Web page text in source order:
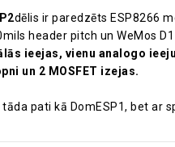
dēlis ir paredzēts ESP8266
header pitch un WeMos
ieejas, vienu analogo
un 2 MOSFET izejas.
pati kā DomESP1, bet ar